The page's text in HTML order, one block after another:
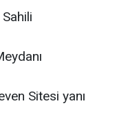
Sitesi yanı